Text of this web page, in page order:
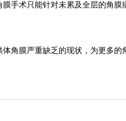
手术只能针对未累及全层的角
膜严重缺乏的现状，为更多的